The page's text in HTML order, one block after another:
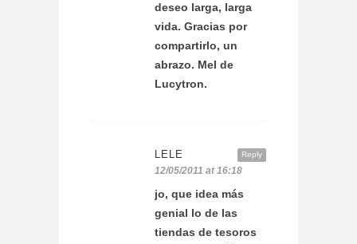
deseo larga, larga
vida. Gracias por
compartirlo, un
abrazo. Mel de
Lucytron.
Reply
LELE
12/05/2011 at 16:18
jo, que idea más
genial lo de las
tiendas de tesoros